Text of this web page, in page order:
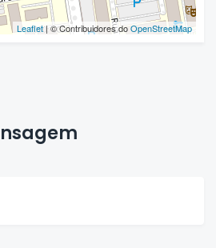
Leaflet| © Contribuidores doOpenStreetMap